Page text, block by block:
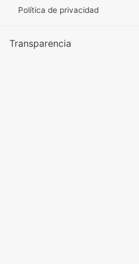
Política de privacidad
Transparencia